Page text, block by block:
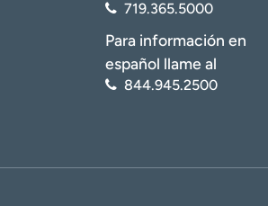
719.365.5000
Para información en
español llame al
844.945.2500